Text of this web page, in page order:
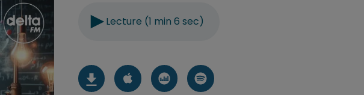
Lecture (1 min 6 sec)